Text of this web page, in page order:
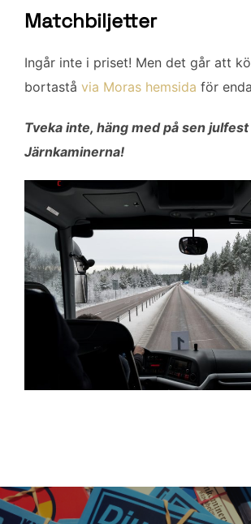
Matchbiljetter
Ingår inte i priset! Men det går att
bortastå via Moras hemsida för
Tveka inte, häng med på sen
Järnkaminerna!
Inläggsnavigering